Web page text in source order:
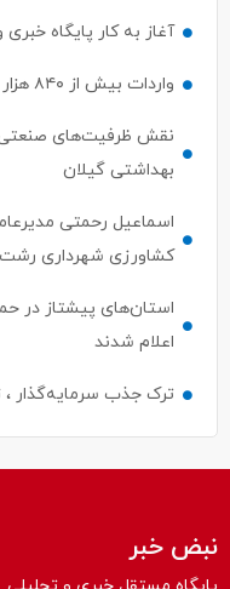
آغاز به کار پایگاه
واردات بیش از ۸۴۰ هزار تن نهاده دامی از بنادر كاسپین و انزلی
نقش ظرفیت‌های صنعتی
بهداشتی گیلان
اسماعیل رحمتی
کشاورزی شهرداری
استان‌های پیشتاز در
اعلام شدند
ترک جذب
نبض خبر